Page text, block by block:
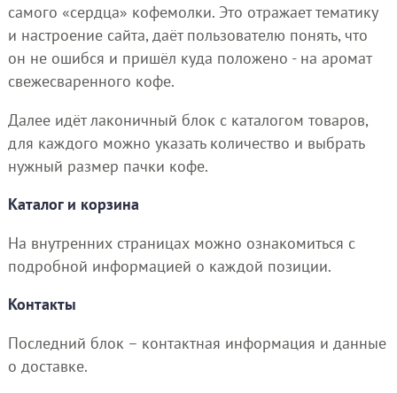
самого «сердца» кофемолки. Это отражает тематику
и настроение сайта, даёт пользователю понять, что
он не ошибся и пришёл куда положено - на аромат
свежесваренного кофе.
Далее идёт лаконичный блок с каталогом товаров,
для каждого можно указать количество и выбрать
нужный размер пачки кофе.
Каталог и корзина
На внутренних страницах можно ознакомиться с
подробной информацией о каждой позиции.
Контакты
Последний блок – контактная информация и данные
о доставке.